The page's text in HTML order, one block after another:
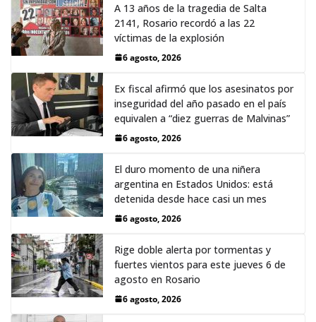
A 13 años de la tragedia de Salta
2141, Rosario recordó a las 22
víctimas de la explosión
6 agosto, 2026
Ex fiscal afirmó que los asesinatos por
inseguridad del año pasado en el país
equivalen a “diez guerras de Malvinas”
6 agosto, 2026
El duro momento de una niñera
argentina en Estados Unidos: está
detenida desde hace casi un mes
6 agosto, 2026
Rige doble alerta por tormentas y
fuertes vientos para este jueves 6 de
agosto en Rosario
6 agosto, 2026